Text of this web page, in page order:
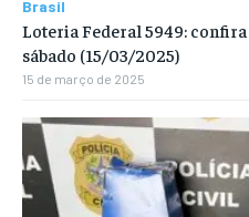
Brasil
Loteria Federal 5949:
sábado (15/03/2025)
15 de março de 2025